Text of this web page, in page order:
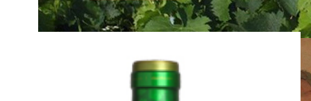
Travail dans les vignes